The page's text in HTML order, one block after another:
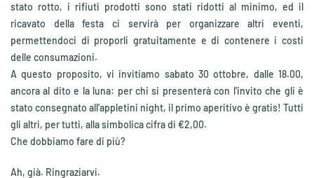
stato rotto, i rifiuti prodotti sono stati ridotti al minimo, ed il
ricavato della festa ci servirà per organizzare altri eventi,
permettendoci di proporli gratuitamente e di contenere i costi
delle consumazioni.
A questo proposito, vi invitiamo sabato 30 ottobre, dalle 18.00,
ancora al dito e la luna: per chi si presenterà con l'invito che gli è
stato consegnato all'appletini night, il primo aperitivo è gratis! Tutti
gli altri, per tutti, alla simbolica cifra di €2,00.
Che dobbiamo fare di più?
Ah, già. Ringraziarvi.